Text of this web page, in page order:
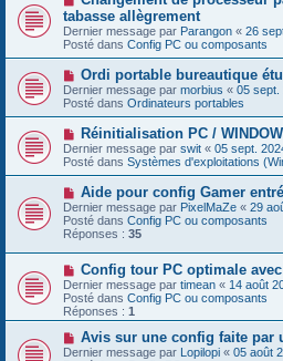
s
a
g
e
a
u
m
e
s
s
g
e
o
u
v
e
a
u
m
e
s
s
a
g
e
tabasse allègrement
Dernier message par Parangon « 26
Posté dans Config PC ou composants
N
o
u
v
e
a
u
m
e
s
s
a
g
e
Ordi portable bureautique
Dernier message par morbius « 05 sept.
Posté dans Ordinateurs portables
N
o
u
v
a
u
m
e
s
s
a
g
e
Réinitialisation PC /
Dernier message par swit « 05 sept.
Posté dans Systèmes d'exploitations
N
o
u
v
e
a
u
m
e
s
s
a
g
Aide pour config Gamer
Dernier message par PixelMaZe « 29
Posté dans Config PC ou composants
Réponses : 35
N
o
u
v
e
u
Config tour PC optimale
Dernier message par timean « 14 août
Posté dans Config PC ou composants
Réponses : 1
N
o
Avis sur une config faite par
Dernier message par Lopilopi « 05 août